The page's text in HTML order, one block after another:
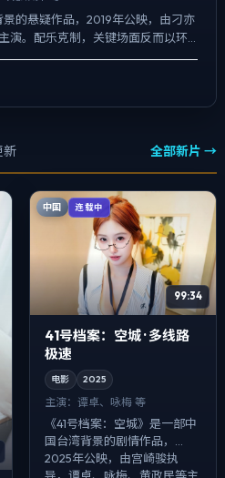
的悬疑作品，2019年公映，由刁亦
演。配乐克制，关键场面反而以环
新 全部新片 →
中国 连载中
99:34
41号档案：空城 · 多线路
极速
电影 2025
主演： 谭卓、咏梅 等
《41号档案：空城》是一部中
国台湾背景的剧情作品，
2025年公映，由宫崎骏执
导，谭卓、咏梅、黄政民等主